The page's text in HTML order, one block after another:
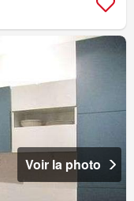
Voir la photo